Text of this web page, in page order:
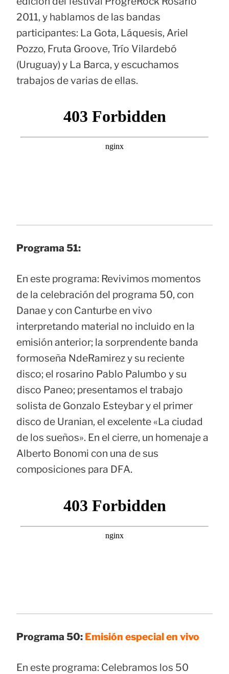
2011, y hablamos de las bandas
participantes: La Gota, Láquesis, Ariel
Pozzo, Fruta Groove, Trío Vilardebó
(Uruguay) y La Barca, y escuchamos
trabajos de varias de ellas.
Programa 51:
En este programa: Revivimos momentos
de la celebración del programa 50, con
Danae y con Canturbe en vivo
interpretando material no incluido en la
emisión anterior; la sorprendente banda
formoseña NdeRamirez y su reciente
disco; el rosarino Pablo Palumbo y su
disco Paneo; presentamos el trabajo
solista de Gonzalo Esteybar y el primer
disco de Uranian, el excelente «La ciudad
de los sueños». En el cierre, un homenaje a
Alberto Bonomi con una de sus
composiciones para DFA.
Programa 50: Emisión especial en vivo
En este programa: Celebramos los 50